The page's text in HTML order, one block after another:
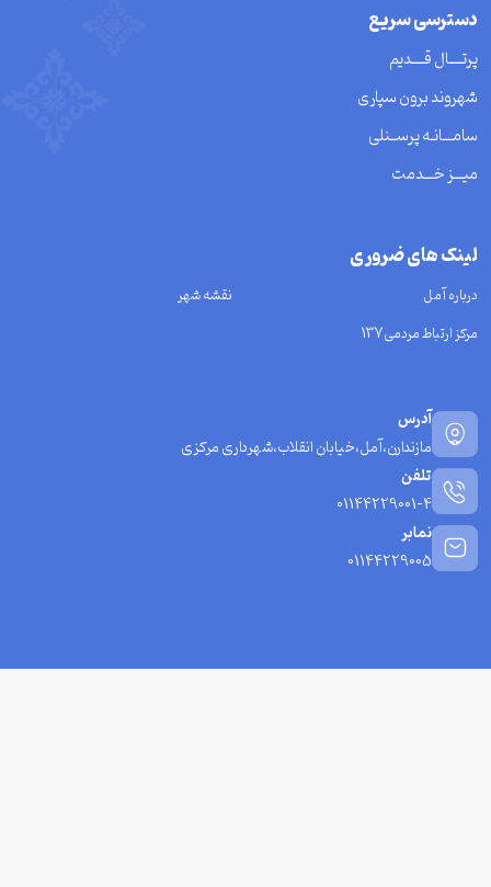
دسترسی سریع
پرتــــال قــــدیم
شهروند برون سپاری
سامـــانـه پرســنلی
میـــز خـــدمت
لینک های ضروری
درباره آمل
نقشه شهر
مرکز ارتباط مردمی137
آدرس
مازندارن،آمل،خیابان انقلاب،شهرداری مرکزی
تلفن
01144229001-4
نمابر
01144229005